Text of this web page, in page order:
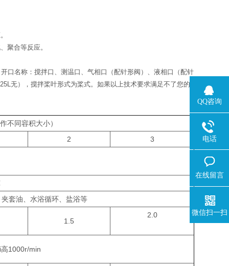
聚合等反应。
口名称：搅拌口、测温口、气相口（配针形阀）、液相口（配针
无），搅拌桨叶形式为桨式。如果以上技术要求满足不了您的
不同容积大小）
2
3
套油、水浴循环、盐浴等
1.5
2.0
1000r/min
QQ咨询
电话
在线留言
微信扫一扫